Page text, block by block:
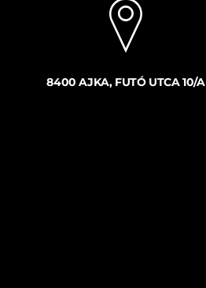
8400 AJKA, FUTÓ UTCA 10/A